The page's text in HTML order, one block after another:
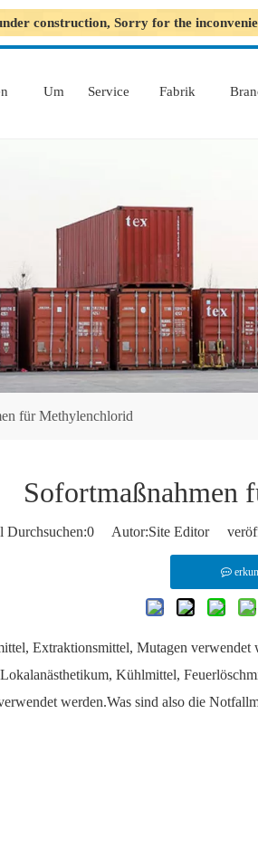
construction, Sorry for the
Um Service Fabrik
für Methylenchlorid
Sofortmaßnahmen
Durchsuchen:0 Autor:Site Editor
Extraktionsmittel, Mutagen
Kühlmittel,
werden.Was sind also die